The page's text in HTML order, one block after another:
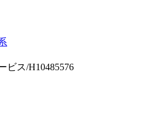
ビス/H10485576